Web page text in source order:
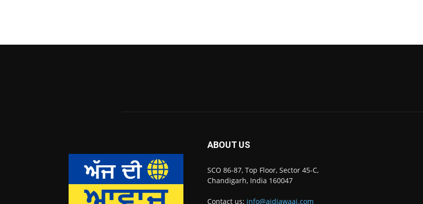
ABOUT US
SCO 86-87, Top Floor, Sector 45-C,
Chandigarh, India 160047
Contact us: info@ajdiawaaj.com